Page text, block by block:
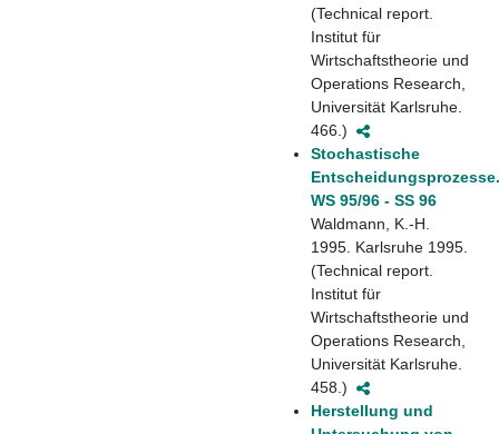
(Technical report.
Institut für
Wirtschaftstheorie und
Operations Research,
Universität Karlsruhe.
466.)
Stochastische
Entscheidungsprozesse.
WS 95/96 - SS 96
Waldmann, K.-H.
1995. Karlsruhe 1995.
(Technical report.
Institut für
Wirtschaftstheorie und
Operations Research,
Universität Karlsruhe.
458.)
Herstellung und